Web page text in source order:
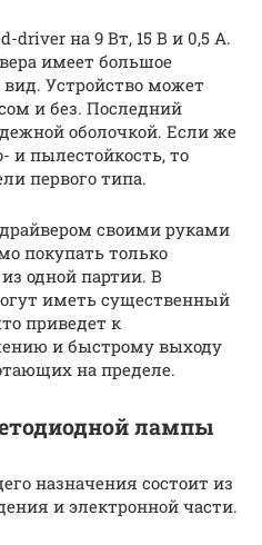
driver на 9 Вт, 15 В и 0,5 А.
имеет большое
Устройство может
и без. Последний
оболочкой. Если же
и пылестойкость, то
первого типа.
своими руками
покупать только
одной партии. В
иметь существенный
приведет к
и быстрому выходу
на пределе.
лампы
назначения состоит из
и электронной части.